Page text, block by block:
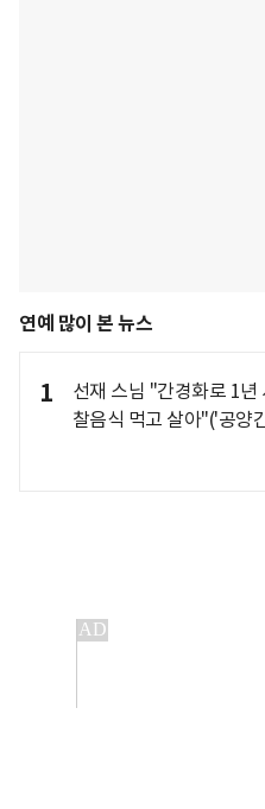
연예 많이 본 뉴스
1
선재 스님 "간경화로 1년
찰음식 먹고 살아"('공양